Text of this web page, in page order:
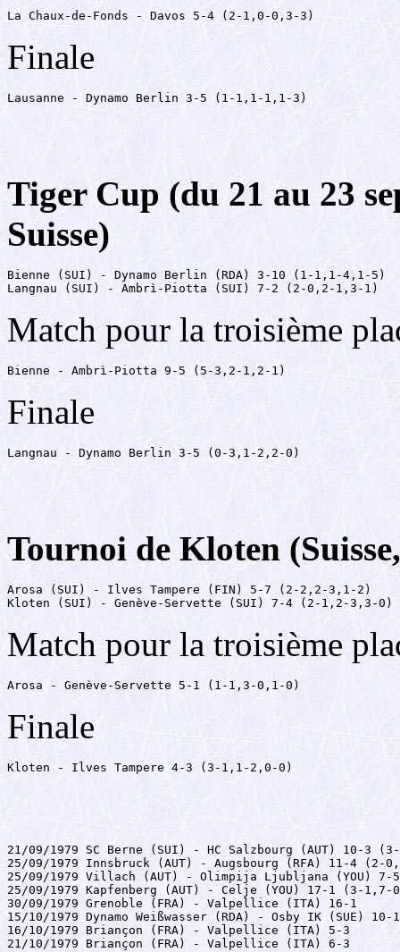
La Chaux-de-Fonds - Davos 5-4 (2-1,0-0,3-3)
Finale
Lausanne - Dynamo Berlin 3-5 (1-1,1-1,1-3)
Tiger Cup (du 21 au 23
Suisse)
Bienne (SUI) - Dynamo Berlin (RDA) 3-10 (1-1,1-4,1-5)
Langnau (SUI) - Ambrì-Piotta (SUI) 7-2 (2-0,2-1,3-1)
Match pour la troisième
Bienne - Ambrì-Piotta 9-5 (5-3,2-1,2-1)
Finale
Langnau - Dynamo Berlin 3-5 (0-3,1-2,2-0)
Tournoi de Kloten
Arosa (SUI) - Ilves Tampere (FIN) 5-7 (2-2,2-3,1-2)
Kloten (SUI) - Genève-Servette (SUI) 7-4 (2-1,2-3,3-0)
Match pour la troisième
Arosa - Genève-Servette 5-1 (1-1,3-0,1-0)
Finale
Kloten - Ilves Tampere 4-3 (3-1,1-2,0-0)
21/09/1979 SC Berne (SUI) - HC Salzbourg (AUT) 10-3
25/09/1979 Innsbruck (AUT) - Augsbourg (RFA) 11-4 (2-
25/09/1979 Villach (AUT) - Olimpija Ljubljana (YOU)
25/09/1979 Kapfenberg (AUT) - Celje (YOU) 17-1 (3-1,7-
30/09/1979 Grenoble (FRA) - Valpellice (ITA) 16-1
15/10/1979 Dynamo Weißwasser (RDA) - Osby IK (SUE)
16/10/1979 Briançon (FRA) - Valpellice (ITA) 5-3
21/10/1979 Briançon (FRA) - Valpellice (ITA) 6-3